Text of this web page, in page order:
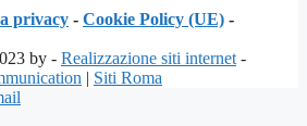
privacy - Cookie Policy (UE) -
by - Realizzazione siti internet -
| Siti Roma